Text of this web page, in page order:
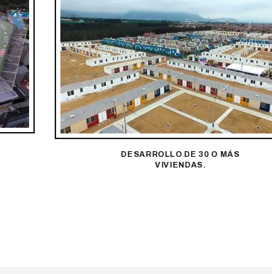
DESARROLLO DE 30 O MÁS
VIVIENDAS.